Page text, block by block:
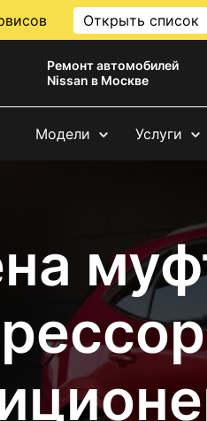
Открыть список
Ремонт автомобилей
Nissan в Москве
Модели Услуги